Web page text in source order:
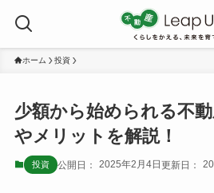
ホーム 投資
少額から始められる不
やメリットを解説！
投資 2025年2月4日